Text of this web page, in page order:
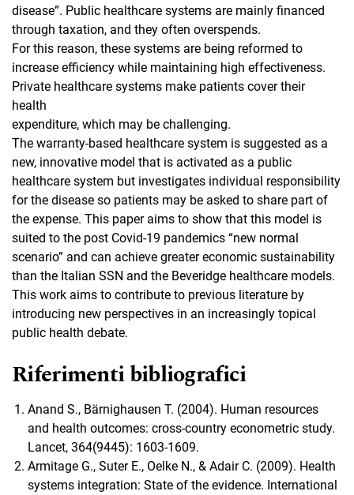
disease”. Public healthcare systems are mainly financed
through taxation, and they often overspends.
For this reason, these systems are being reformed to
increase efficiency while maintaining high effectiveness.
Private healthcare systems make patients cover their
health
expenditure, which may be challenging.
The warranty-based healthcare system is suggested as a
new, innovative model that is activated as a public
healthcare system but investigates individual responsibility
for the disease so patients may be asked to share part of
the expense. This paper aims to show that this model is
suited to the post Covid-19 pandemics “new normal
scenario” and can achieve greater economic sustainability
than the Italian SSN and the Beveridge healthcare models.
This work aims to contribute to previous literature by
introducing new perspectives in an increasingly topical
public health debate.
Riferimenti bibliografici
Anand S., Bärnighausen T. (2004). Human resources
and health outcomes: cross-country econometric study.
Lancet, 364(9445): 1603-1609.
Armitage G., Suter E., Oelke N., & Adair C. (2009). Health
systems integration: State of the evidence. International